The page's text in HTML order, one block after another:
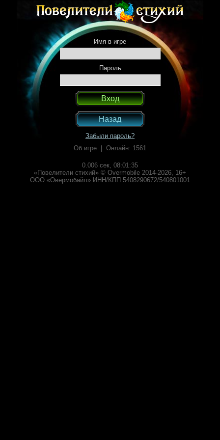
Имя в игре
Пароль
Назад
Забыли пароль?
Об игре | Онлайн: 1561
0.006 сек, 08:01:35
«Повелители стихий» © Overmobile 2014-2026, 16+
ООО «Овермобайл» ИНН/КПП 5408290672/540801001